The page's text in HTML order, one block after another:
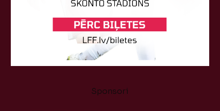
Sponsori